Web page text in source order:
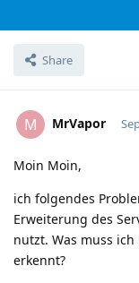
Share
M MrVapor
Moin Moin,
ich folgendes
Erweiterung des
nutzt. Was muss
erkennt?